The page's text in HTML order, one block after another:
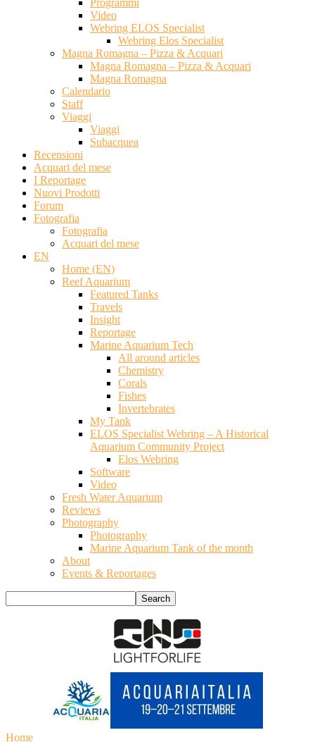
Programmi
Video
Webring ELOS Specialist
Webring Elos Specialist
Magna Romagna – Pizza & Acquari
Magna Romagna – Pizza & Acquari
Magna Romagna
Calendario
Staff
Viaggi
Viaggi
Subacquea
Recensioni
Acquari del mese
I Reportage
Nuovi Prodotti
Forum
Fotografia
Fotografia
Acquari del mese
EN
Home (EN)
Reef Aquarium
Featured Tanks
Travels
Insight
Reportage
Marine Aquarium Tech
All around articles
Chemistry
Corals
Fishes
Invertebrates
My Tank
ELOS Specialist Webring – A Historical
Aquarium Community Project
Elos Webring
Software
Video
Fresh Water Aquarium
Reviews
Photography
Photography
Marine Aquarium Tank of the month
About
Events & Reportages
Home